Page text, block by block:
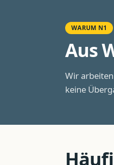
WARUM N1
Aus
Wir
keine